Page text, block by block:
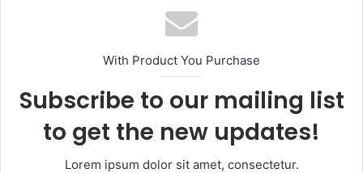
With Product You Purchase
Subscribe to our mailing list
to get the new updates!
Lorem ipsum dolor sit amet, consectetur.